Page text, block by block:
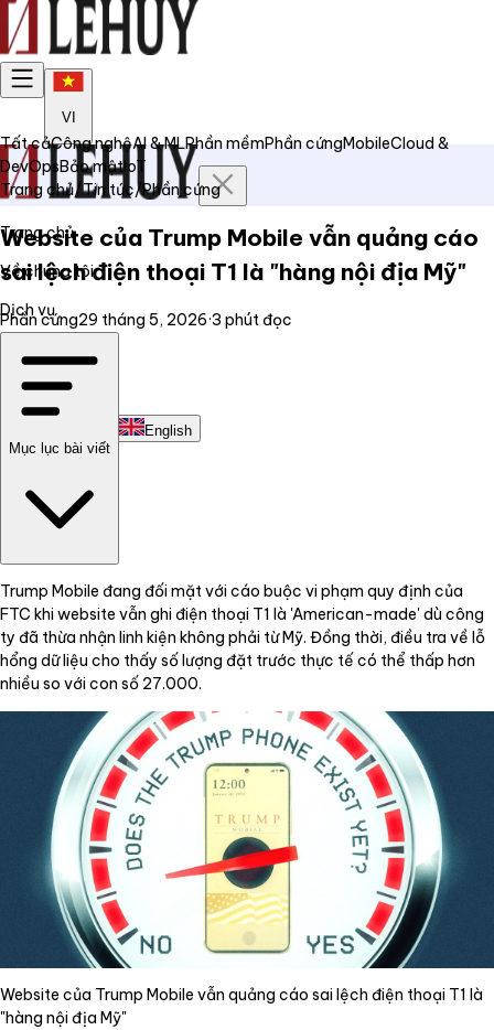
VI
Trang chủ
Về chúng tôi
Dịch vụ
Liên hệ
English
Tất cảCông nghệAI & MLPhần mềmPhần cứngMobileCloud &
DevOpsBảo mậtIoT
Trang chủ/Tin tức/Phần cứng
Website của Trump Mobile vẫn quảng cáo
sai lệch điện thoại T1 là "hàng nội địa Mỹ"
Phần cứng29 tháng 5, 2026·3 phút đọc
Mục lục bài viết
Trump Mobile đang đối mặt với cáo buộc vi phạm quy định của
FTC khi website vẫn ghi điện thoại T1 là 'American-made' dù công
ty đã thừa nhận linh kiện không phải từ Mỹ. Đồng thời, điều tra về lỗ
hổng dữ liệu cho thấy số lượng đặt trước thực tế có thể thấp hơn
nhiều so với con số 27.000.
Website của Trump Mobile vẫn quảng cáo sai lệch điện thoại T1 là
"hàng nội địa Mỹ"